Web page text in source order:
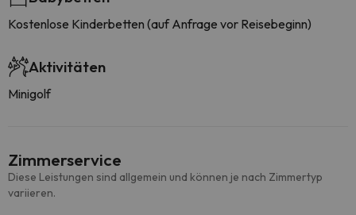
Kostenlose Kinderbetten (auf Anfrage vor Reisebeginn)
Aktivitäten
Minigolf
Zimmerservice
Diese Leistungen sind allgemein und können je nach Zimmertyp
variieren.